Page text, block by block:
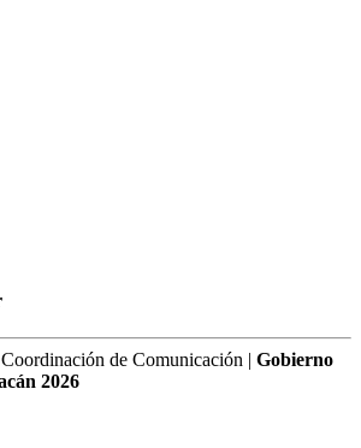
de Comunicación | Gobierno
2026